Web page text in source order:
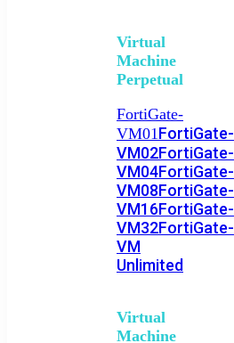
Virtual
Machine
Perpetual
FortiGate-
VM01FortiGate-
VM02FortiGate-
VM04FortiGate-
VM08FortiGate-
VM16FortiGate-
VM32FortiGate-
VM
Unlimited
Virtual
Machine